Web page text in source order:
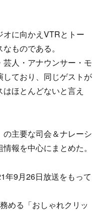
に向かえVTRとトー
ものである。
人・アナウンサー・モ
ており、同じゲストが
ほとんどないと言え
主要な司会＆ナレーシ
報を中心にまとめた。
年9月26日放送をもって
める「おしゃれクリッ